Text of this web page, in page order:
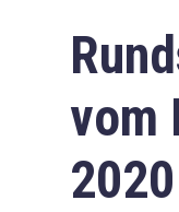
vom
2020